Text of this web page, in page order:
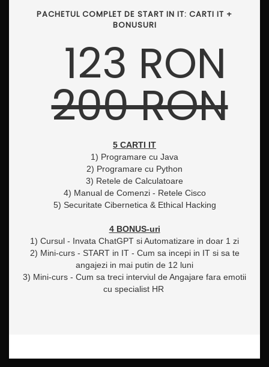
PACHETUL COMPLET DE START IN IT: CARTI IT +
BONUSURI
123 RON
200 RON
5 CARTI IT
1) Programare cu Java
2) Programare cu Python
3) Retele de Calculatoare
4) Manual de Comenzi - Retele Cisco
5) Securitate Cibernetica & Ethical Hacking
4 BONUS-uri
1) Cursul - Invata ChatGPT si Automatizare in doar 1 zi
2) Mini-curs - START in IT - Cum sa incepi in IT si sa te
angajezi in mai putin de 12 luni
3) Mini-curs - Cum sa treci interviul de Angajare fara emotii
cu specialist HR